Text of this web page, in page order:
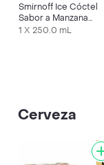
Smirnoff Ice Cóctel
Sabor a Manzana
Verde
1 X 250.0 mL
Cerveza